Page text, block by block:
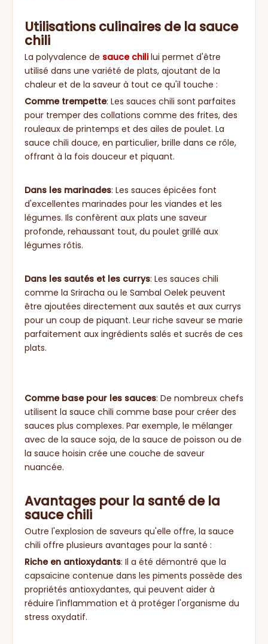
Utilisations culinaires de la sauce
chili
La polyvalence de sauce chililui permet d'être
utilisé dans une variété de plats, ajoutant de la
chaleur et de la saveur à tout ce qu'il touche :
Comme trempette: Les sauces chili sont parfaites
pour tremper des collations comme des frites, des
rouleaux de printemps et des ailes de poulet. La
sauce chili douce, en particulier, brille dans ce rôle,
offrant à la fois douceur et piquant.
Dans les marinades: Les sauces épicées font
d'excellentes marinades pour les viandes et les
légumes. Ils confèrent aux plats une saveur
profonde, rehaussant tout, du poulet grillé aux
légumes rôtis.
Dans les sautés et les currys: Les sauces chili
comme la Sriracha ou le Sambal Oelek peuvent
être ajoutées directement aux sautés et aux currys
pour un coup de piquant. Leur riche saveur se marie
parfaitement aux ingrédients salés et sucrés de ces
plats.
Comme base pour les sauces: De nombreux chefs
utilisent la sauce chili comme base pour créer des
sauces plus complexes. Par exemple, le mélanger
avec de la sauce soja, de la sauce de poisson ou de
la sauce hoisin crée une couche de saveur
nuancée.
Avantages pour la santé de la
sauce chili
Outre l'explosion de saveurs qu'elle offre, la sauce
chili offre plusieurs avantages pour la santé :
Riche en antioxydants: Il a été démontré que la
capsaïcine contenue dans les piments possède des
propriétés antioxydantes, qui peuvent aider à
réduire l'inflammation et à protéger l'organisme du
stress oxydatif.